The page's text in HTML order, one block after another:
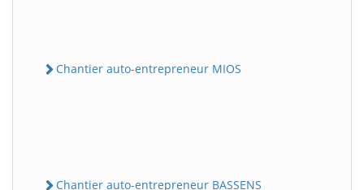
Chantier auto-entrepreneur MIOS
Chantier auto-entrepreneur BASSENS